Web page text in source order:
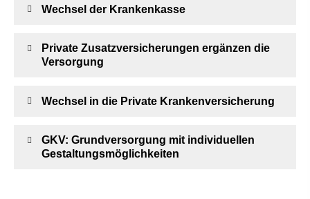
Wechsel der Krankenkasse
Private Zusatzversicherungen ergänzen die
Versorgung
Wechsel in die Private Kranken­ver­si­che­rung
GKV: Grundversorgung mit individuellen
Gestaltungsmöglichkeiten